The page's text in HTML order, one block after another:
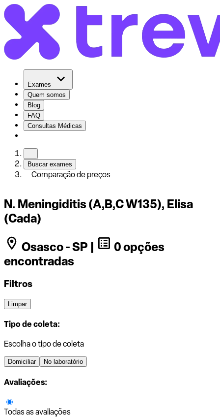
Exames
Quem somos
Blog
FAQ
Consultas Médicas
Buscar exames
Comparação de preços
N. Meningiditis (A,B,C W135), Elisa
(Cada)
Osasco - SP |
0 opções
encontradas
Filtros
Limpar
Tipo de coleta:
Escolha o tipo de coleta
Domiciliar No laboratório
Avaliações:
Todas as avaliações